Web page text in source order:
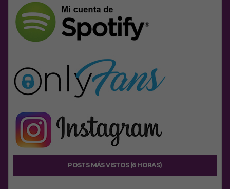
POSTS MÁS VISTOS (6 HORAS)